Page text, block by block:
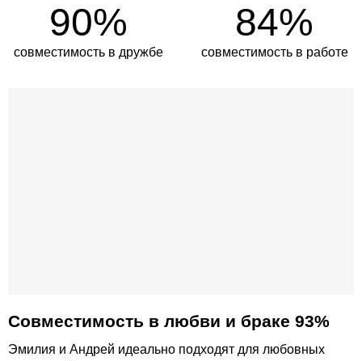
90%
совместимость в дружбе
84%
совместимость в работе
Совместимость в любви и браке 93%
Эмилия и Андрей идеально подходят для любовных